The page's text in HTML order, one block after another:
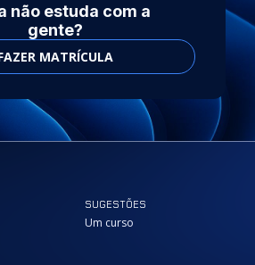
não estuda com a
gente?
MATRÍCULA
SUGESTÕES
Um curso